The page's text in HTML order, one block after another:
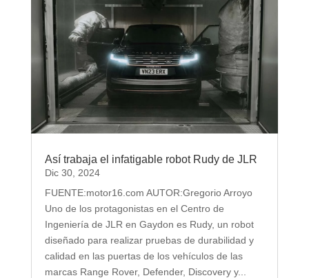
Así trabaja el infatigable robot Rudy de JLR
Dic 30, 2024
FUENTE:motor16.com AUTOR:Gregorio Arroyo
Uno de los protagonistas en el Centro de
Ingeniería de JLR en Gaydon es Rudy, un robot
diseñado para realizar pruebas de durabilidad y
calidad en las puertas de los vehículos de las
marcas Range Rover, Defender, Discovery y...